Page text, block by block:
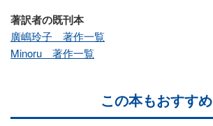
著訳者の既刊本
廣嶋玲子 著作一覧
Minoru 著作一覧
この本もおすすめ